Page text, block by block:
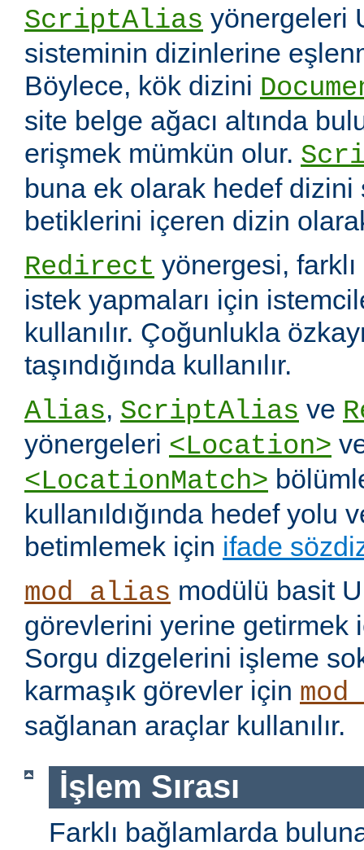
ScriptAlias yönergeleri
sisteminin dizinlerine
Böylece, kök dizini
site belge ağacı altında
erişmek mümkün olur.
buna ek olarak hedef dizini
betiklerini içeren dizin
Redirect yönergesi,
istek yapmaları için
kullanılır. Çoğunlukla
taşındığında kullanılır.
Alias, ScriptAlias ve
yönergeleri <Location>
<LocationMatch>
kullanıldığında hedef yolu
betimlemek için ifade
mod_alias modülü basit
görevlerini yerine getirmek
Sorgu dizgelerini işleme
karmaşık görevler için
sağlanan araçlar kullanılır.
İşlem Sırası
Farklı bağlamlarda